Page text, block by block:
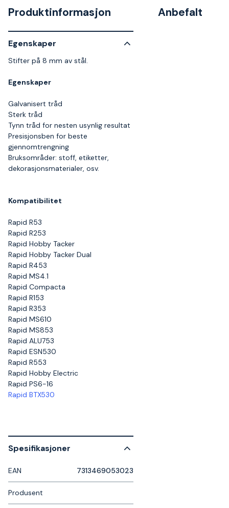
Produktinformasjon
Egenskaper
Stifter på 8 mm av stål.
Egenskaper
Galvanisert tråd
Sterk tråd
Tynn tråd for nesten usynlig resultat
Presisjonsben for beste
gjennomtrengning
Bruksområder: stoff, etiketter,
dekorasjonsmaterialer, osv.
Kompatibilitet
Rapid R53
Rapid R253
Rapid Hobby Tacker
Rapid Hobby Tacker Dual
Rapid R453
Rapid MS4.1
Rapid Compacta
Rapid R153
Rapid R353
Rapid MS610
Rapid MS853
Rapid ALU753
Rapid ESN530
Rapid R553
Rapid Hobby Electric
Rapid PS6-16
Rapid BTX530
Spesifikasjoner
EAN 7313469053023
Produsent
Anbefalt